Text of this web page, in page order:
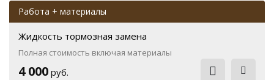
Работа + материалы
Жидкость тормозная замена
Полная стоимость включая материалы
4 000 руб.